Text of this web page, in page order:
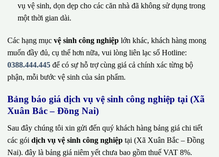
vụ vệ sinh, dọn dẹp cho các căn nhà đã không sử dụng trong
một thời gian dài.
Các hạng mục vệ sinh công nghiệp lớn khác, khách hàng mong
muốn đầy đủ, cụ thể hơn nữa, vui lòng liên lạc số Hotline:
0388.444.445 để có sự hỗ trợ cùng giá cả chính xác từng bộ
phận, mỗi bước vệ sinh của sản phẩm.
Bảng báo giá dịch vụ vệ sinh công nghiệp tại (Xã
Xuân Bắc – Đồng Nai)
Sau đây chúng tôi xin gửi đến quý khách hàng bảng giá chi tiết
các gói dịch vụ vệ sinh công nghiệp tại (Xã Xuân Bắc – Đồng
Nai). đây là bảng giá niêm yết chưa bao gồm thuế VAT 8%.